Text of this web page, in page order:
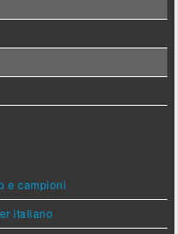
e campioni
italiano